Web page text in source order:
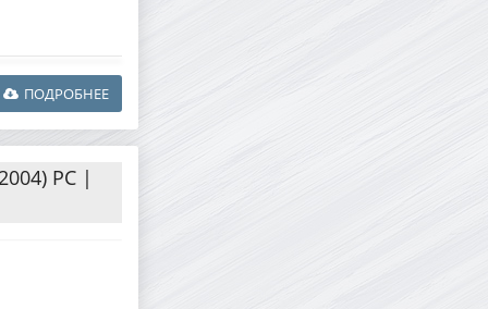
ПОДРОБНЕЕ
PC |